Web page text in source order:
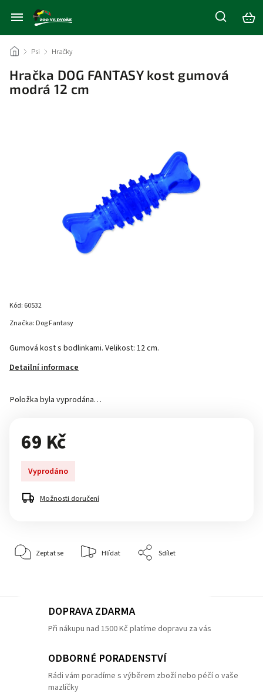
/ Psi / Hračky
Hračka DOG FANTASY kost gumová
modrá 12 cm
Kód: 60532
Gumová kost s bodlinkami. Velikost: 12 cm.
Detailní informace
Značka: Dog Fantasy
Položka byla vyprodána…
69 Kč
Vyprodáno
Možnosti doručení
Zeptat se Hlídat Sdílet
DOPRAVA ZDARMA
Při nákupu nad 1500 Kč platíme dopravu za vás
ODBORNÉ PORADENSTVÍ
Rádi vám poradíme s výběrem zboží nebo péčí o vaše
mazlíčky